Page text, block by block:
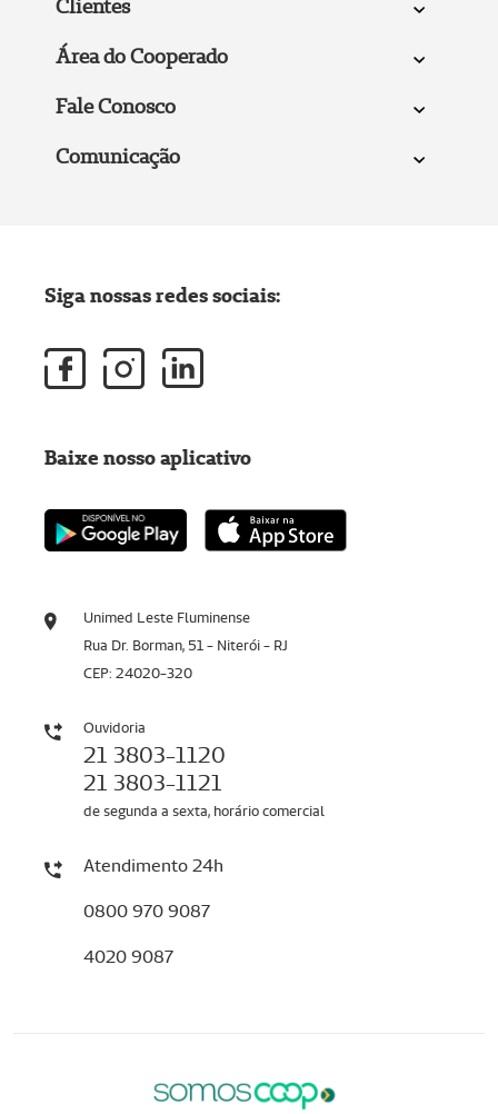
Clientes
Área do Cooperado
Fale Conosco
Comunicação
Unimed Leste Fluminense
Rua Dr. Borman, 51 - Niterói - RJ
CEP: 24020-320
Ouvidoria
21 3803-1120
21 3803-1121
de segunda a sexta, horário comercial
Atendimento 24h
0800 970 9087
4020 9087
Siga nossas redes sociais:
Baixe nosso aplicativo